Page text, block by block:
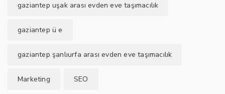
gaziantep uşak arası evden eve taşımacılık
gaziantep ü e
gaziantep şanlıurfa arası evden eve taşımacılık
Marketing SEO